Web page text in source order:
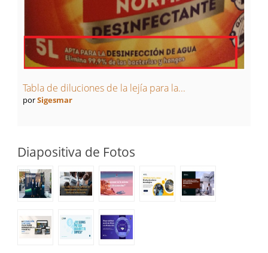
Tabla de diluciones de la lejía para la...
porSigesmar
Diapositiva de Fotos